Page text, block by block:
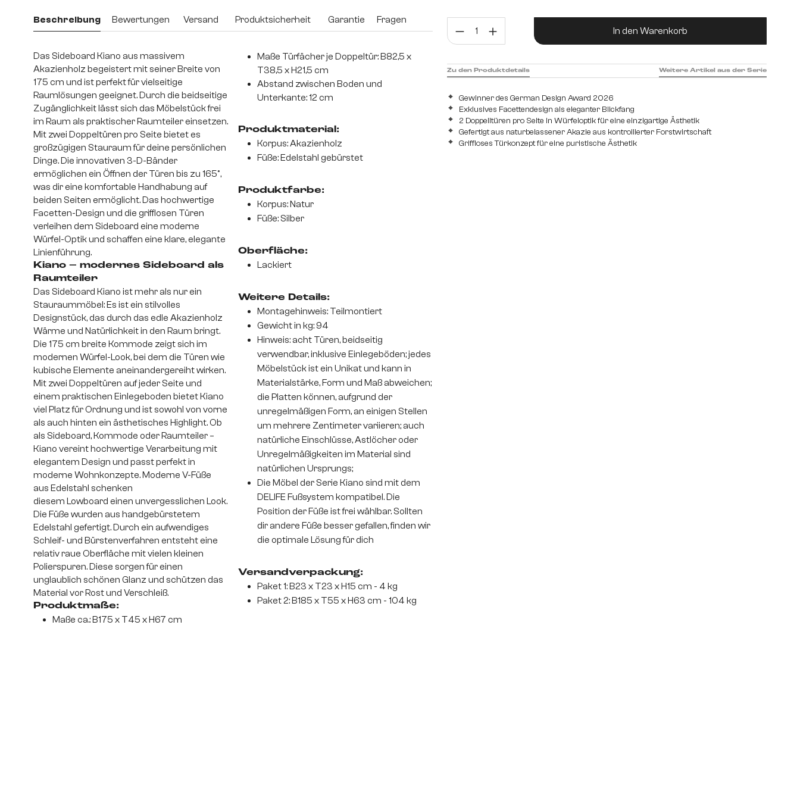
Produkt Anzahl: Gib den gewünschten Wert
In den Warenkorb
Gewinner des German Design Award 2026
Exklusives Facettendesign als eleganter Blickfang
2 Doppelltüren pro Seite in Würfeloptik für eine einzigartige Ästhetik
Gefertigt aus naturbelassener Akazie aus kontrollierter Forstwirtschaft
Griffloses Türkonzept für eine puristische Ästhetik
Zu den Produktdetails Weitere Artikel aus der Serie
Beschreibung Bewertungen Versand Produktsicherheit Garantie Fragen
Das Sideboard Kiano aus massivem
Akazienholz begeistert mit seiner Breite von
175 cm und ist perfekt für vielseitige
Raumlösungen geeignet. Durch die beidseitige
Zugänglichkeit lässt sich das Möbelstück frei
im Raum als praktischer Raumteiler einsetzen.
Mit zwei Doppeltüren pro Seite bietet es
großzügigen Stauraum für deine persönlichen
Dinge. Die innovativen 3-D-Bänder
ermöglichen ein Öffnen der Türen bis zu 165°,
was dir eine komfortable Handhabung auf
beiden Seiten ermöglicht. Das hochwertige
Facetten-Design und die grifflosen Türen
verleihen dem Sideboard eine moderne
Würfel-Optik und schaffen eine klare, elegante
Linienführung.
Kiano – modernes Sideboard als
Raumteiler
Das Sideboard Kiano ist mehr als nur ein
Stauraummöbel: Es ist ein stilvolles
Designstück, das durch das edle Akazienholz
Wärme und Natürlichkeit in den Raum bringt.
Die 175 cm breite Kommode zeigt sich im
modernen Würfel-Look, bei dem die Türen wie
kubische Elemente aneinandergereiht wirken.
Mit zwei Doppeltüren auf jeder Seite und
einem praktischen Einlegeboden bietet Kiano
viel Platz für Ordnung und ist sowohl von vorne
als auch hinten ein ästhetisches Highlight. Ob
als Sideboard, Kommode oder Raumteiler –
Kiano vereint hochwertige Verarbeitung mit
elegantem Design und passt perfekt in
moderne Wohnkonzepte. Moderne V-Füße
aus Edelstahl schenken
diesem Lowboard einen unvergesslichen Look.
Die Füße wurden aus handgebürstetem
Edelstahl gefertigt. Durch ein aufwendiges
Schleif- und Bürstenverfahren entsteht eine
relativ raue Oberfläche mit vielen kleinen
Polierspuren. Diese sorgen für einen
unglaublich schönen Glanz und schützen das
Material vor Rost und Verschleiß.
Produktmaße:
Maße ca.: B175 x T45 x H67 cm
Maße Türfächer je Doppeltür: B82,5 x
T38,5 x H21,5 cm
Abstand zwischen Boden und
Unterkante: 12 cm
Produktmaterial:
Korpus: Akazienholz
Füße: Edelstahl gebürstet
Produktfarbe:
Korpus: Natur
Füße: Silber
Oberfläche:
Lackiert
Weitere Details:
Montagehinweis: Teilmontiert
Gewicht in kg: 94
Hinweis: acht Türen, beidseitig
verwendbar, inklusive Einlegeböden; jedes
Möbelstück ist ein Unikat und kann in
Materialstärke, Form und Maß abweichen;
die Platten können, aufgrund der
unregelmäßigen Form, an einigen Stellen
um mehrere Zentimeter variieren; auch
natürliche Einschlüsse, Astlöcher oder
Unregelmäßigkeiten im Material sind
natürlichen Ursprungs;
Die Möbel der Serie Kiano sind mit dem
DELIFE Fußsystem kompatibel. Die
Position der Füße ist frei wählbar. Sollten
dir andere Füße besser gefallen, finden wir
die optimale Lösung für dich
Versandverpackung:
Paket 1: B23 x T23 x H15 cm - 4 kg
Paket 2: B185 x T55 x H63 cm - 104 kg